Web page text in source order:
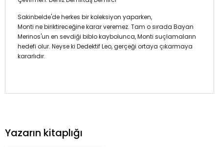
Sakinbelde'de herkes bir koleksiyon yaparken,
Monti ne biriktireceğine karar veremez. Tam o sırada Bayan
Merinos'un en sevdiği biblo kaybolunca, Monti suçlamaların
hedefi olur. Neyse ki Dedektif Leo, gerçeği ortaya çıkarmaya
kararlıdır.
Yazarın kitaplığı